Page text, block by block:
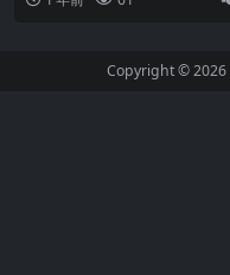
Copyright © 2026